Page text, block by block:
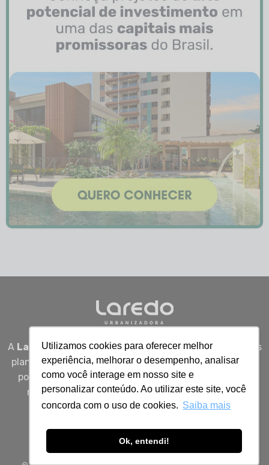
Utilizamos cookies para oferecer melhor
experiência, melhorar o desempenho, analisar
como você interage em nosso site e
personalizar conteúdo. Ao utilizar este site, você
concorda com o uso de cookies. Saiba mais
Ok, entendi!
A Laredo Urbanizadora desenvolve empreendimentos
planejados em Sergipe, unindo qualidade, segurança e
potencial real de valorização para quem busca viver
melhor, investir bem e construir patrimônio com
inteligência.